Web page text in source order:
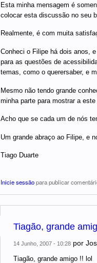
Esta minha mensagem é
colocar esta discussão no seu
Realmente, é com muita
Conheci o Filipe há dois anos,
para as questões de
temas, como o querersaber, e
Mesmo não tendo grande
minha parte para mostrar a
Acho que se cada um de nós
Um grande abraço ao Filipe, e
Tiago Duarte
Inicie sessãopara publicar
Tiagão, grande
14 Junho, 2007 - 10:28por
Tiagão, grande amigo !! lol